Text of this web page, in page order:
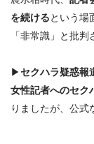
を続けるという場
「非常識 」と批判
▶セクハラ疑惑報
女性記者へのセク
りましたが、公式